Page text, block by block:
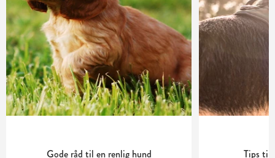
Gode råd til en renlig hund Tips til